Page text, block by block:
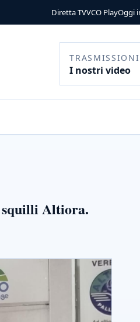
Diretta TVVCO PlayOggi
I nostri video
squilli Altiora.